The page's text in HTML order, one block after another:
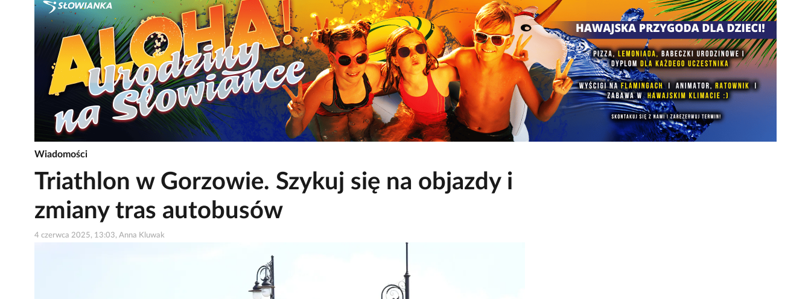
Wiadomości
Triathlon w Gorzowie. Szykuj się na objazdy i
zmiany tras autobusów
4 czerwca 2025, 13:03, Anna Kluwak